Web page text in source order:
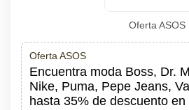
Oferta ASOS
Oferta ASOS
Encuentra moda Boss, Dr.
Nike, Puma, Pepe Jeans,
hasta 35% de descuento